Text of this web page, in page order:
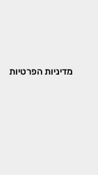
מדיניות הפרטיות